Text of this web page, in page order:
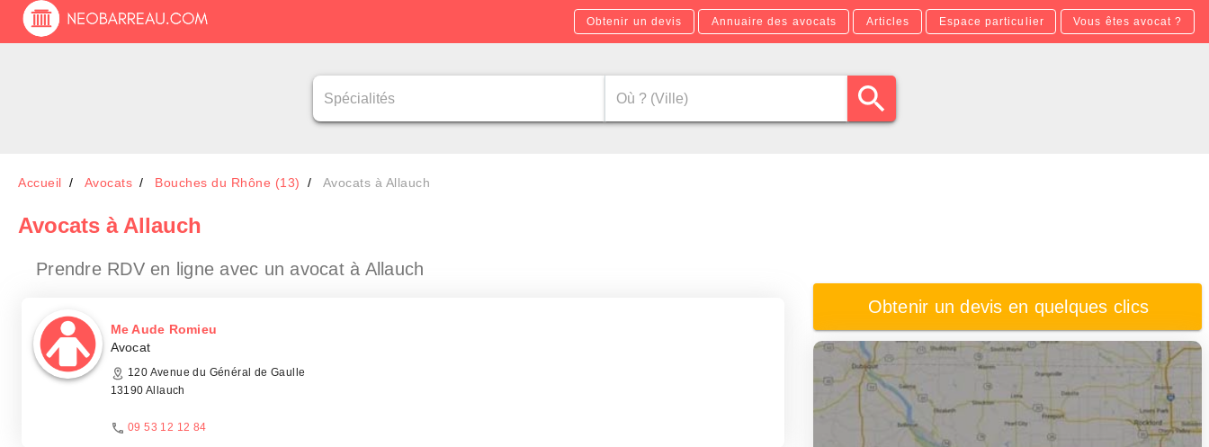
Obtenir un devis Annuaire des avocats Articles Espace particulier Vous êtes avocat ?
Accueil Avocats Bouches du Rhône (13) Avocats à Allauch
Avocats à Allauch
Prendre RDV en ligne avec un avocat à Allauch
Me Aude Romieu
Avocat
120 Avenue du Général de Gaulle
13190 Allauch
09 53 12 12 84
Obtenir un devis en quelques clics